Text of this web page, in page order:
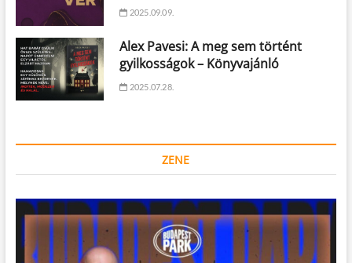
2025.09.09.
Alex Pavesi: A meg sem történt
gyilkosságok – Könyvajánló
2025.07.28.
ZENE